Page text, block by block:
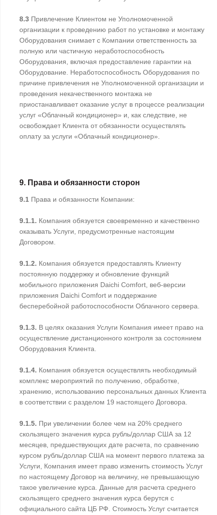
8.3 Привлечение Клиентом не Уполномоченной
организации к проведению работ по установке и монтажу
Оборудования снимает с Компании ответственность за
полную или частичную неработоспособность
Оборудования, включая предоставление гарантии на
Оборудование. Неработоспособность Оборудования по
причине привлечения не Уполномоченной организации и
проведения некачественного монтажа не
приостанавливает оказание услуг в процессе реализации
услуг «Облачный кондиционер» и, как следствие, не
освобождает Клиента от обязанности осуществлять
оплату за услуги «Облачный кондиционер».
9. Права и обязанности сторон
9.1 Права и обязанности Компании:
9.1.1. Компания обязуется своевременно и качественно
оказывать Услуги, предусмотренные настоящим
Договором.
9.1.2. Компания обязуется предоставлять Клиенту
постоянную поддержку и обновление функций
мобильного приложения Daichi Comfort, веб-версии
приложения Daichi Comfort и поддержание
бесперебойной работоспособности Облачного сервера.
9.1.3. В целях оказания Услуги Компания имеет право на
осуществление дистанционного контроля за состоянием
Оборудования Клиента.
9.1.4. Компания обязуется осуществлять необходимый
комплекс мероприятий по получению, обработке,
хранению, использованию персональных данных Клиента
в соответствии с разделом 19 настоящего Договора.
9.1.5. При увеличении более чем на 20% среднего
скользящего значения курса рубль/доллар США за 12
месяцев, предшествующих дате расчета, по сравнению
курсом рубль/доллар США на момент первого платежа за
Услуги, Компания имеет право изменить стоимость Услуг
по настоящему Договор на величину, не превышающую
такое увеличение курса. Данные для расчета среднего
скользящего среднего значения курса берутся с
официального сайта ЦБ РФ. Стоимость Услуг считается